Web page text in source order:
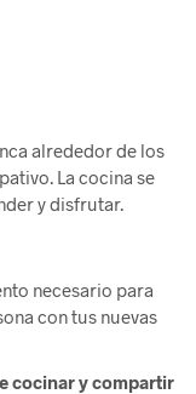
alrededor de los
La cocina se
y disfrutar.
necesario para
con tus nuevas
cocinar y compartir